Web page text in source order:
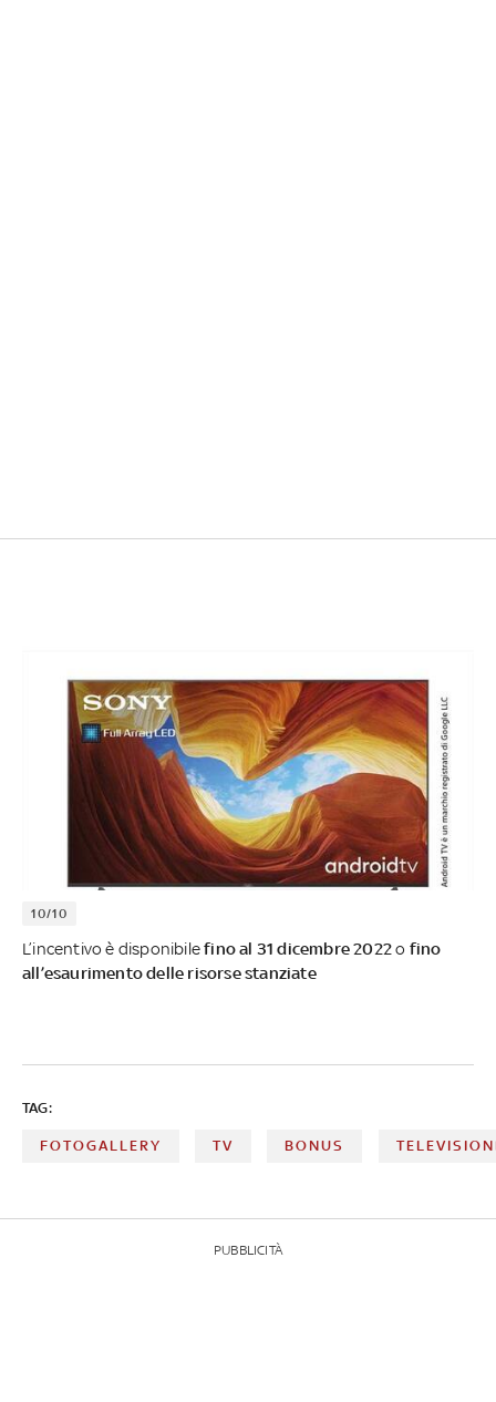
10/10
L’incentivo è disponibilefino al 31 dicembre 2022o fino
all’esaurimento delle risorse stanziate
TAG:
FOTOGALLERY TV BONUS
PUBBLICITÀ